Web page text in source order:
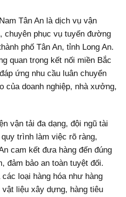
Tân An là dịch vụ vận
chuyên phục vụ tuyến đường
phố Tân An, tỉnh Long An.
quan trọng kết nối miền Bắc
ứng nhu cầu luân chuyển
của doanh nghiệp, nhà xưởng,
vận tải đa dạng, đội ngũ tài
trình làm việc rõ ràng,
cam kết đưa hàng đến đúng
đảm bảo an toàn tuyệt đối.
loại hàng hóa như hàng
liệu xây dựng, hàng tiêu